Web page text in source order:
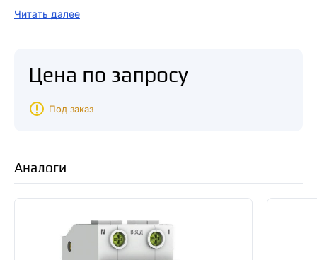
Устройства защитного отключения функциями защиты сети от
УЗО на большие дифференциальные токи (от ста
миллиампер) обеспечивают пожарную безопасность,
протекания тока утечки.
электрооборудование от негативных последствий аварийных
режимов работы сети, вызванных коротким замыканием или
перегрузкой.
Читать далее
Цена по запросу
Под заказ
Аналоги